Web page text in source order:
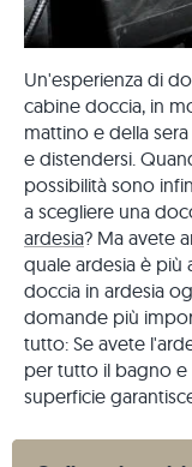
Un'esperienza di
cabine doccia, in
mattino e della
e distendersi.
possibilità sono
a scegliere una
ardesia? Ma avete
quale ardesia è più
doccia in ardesia
domande più
tutto: Se avete
per tutto il bagno e
superficie